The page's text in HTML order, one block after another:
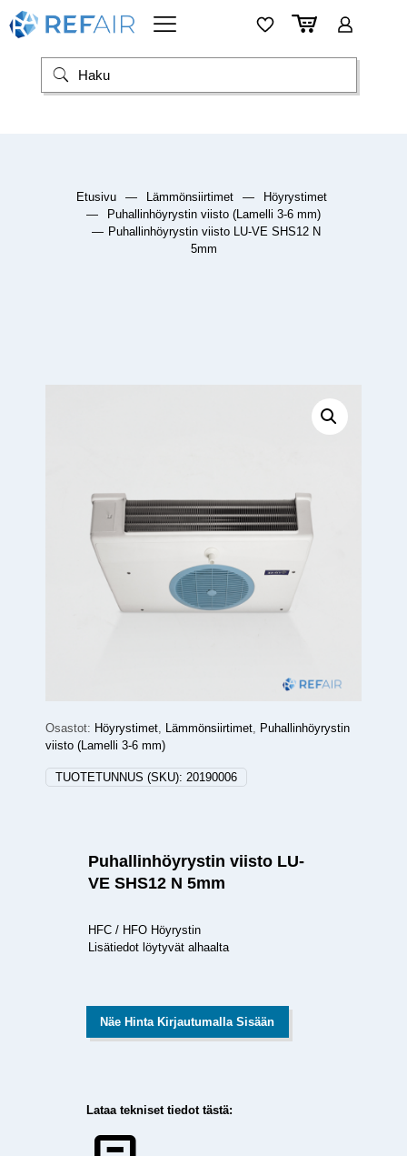
Etusivu — Lämmönsiirtimet —
Höyrystimet
—
Puhallinhöyrystin viisto (Lamelli 3-6 mm)
— Puhallinhöyrystin viisto LU-VE SHS12 N
5mm
Osastot: Höyrystimet, Lämmönsiirtimet, Puhallinhöyrystin
viisto (Lamelli 3-6 mm)
TUOTETUNNUS (SKU): 20190006
Puhallinhöyrystin viisto LU-
VE SHS12 N 5mm
HFC / HFO Höyrystin
Lisätiedot löytyvät alhaalta
Näe Hinta Kirjautumalla Sisään
Lataa tekniset tiedot tästä: